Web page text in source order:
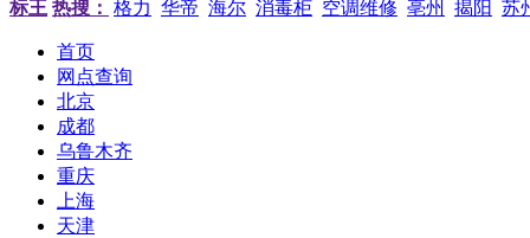
标王 热搜： 格力 华帝 海尔 消毒柜 空调维修 亳州 揭阳 苏
首页
网点查询
北京
成都
乌鲁木齐
重庆
上海
天津